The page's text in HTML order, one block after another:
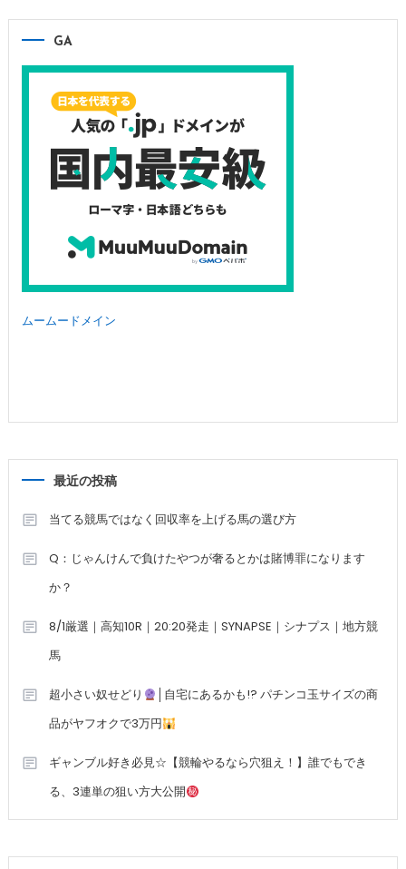
GA
ムームードメイン
最近の投稿
当てる競馬ではなく回収率を上げる馬の選び方
Q：じゃんけんで負けたやつが奢るとかは賭博罪になります
か？
8/1厳選｜高知10R｜20:20発走｜SYNAPSE｜シナプス｜地方競
馬
超小さい奴せどり
│自宅にあるかも!? パチンコ玉サイズの商
品がヤフオクで3万円
ギャンブル好き必見☆【競輪やるなら穴狙え！】誰でもでき
る、3連単の狙い方大公開